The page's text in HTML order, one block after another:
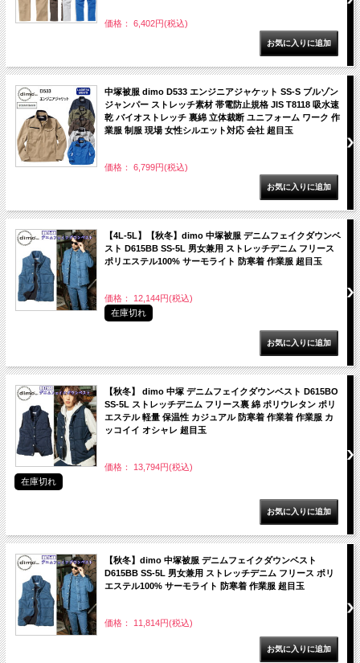
価格： 6,402円(税込)
中塚被服 dimo D533 エンジニアジャケット SS-S ブルゾン
ジャンパー ストレッチ素材 帯電防止規格 JIS T8118 吸水速
乾 バイオストレッチ 裏綿 立体裁断 ユニフォーム ワーク 作
業服 制服 現場 女性シルエット対応 会社 超目玉
価格： 6,799円(税込)
【4L-5L】【秋冬】dimo 中塚被服 デニムフェイクダウンベ
スト D615BB SS-5L 男女兼用 ストレッチデニム フリース
ポリエステル100% サーモライト 防寒着 作業服 超目玉
価格： 12,144円(税込)
在庫切れ
【秋冬】 dimo 中塚 デニムフェイクダウンベスト D615BO
SS-5L ストレッチデニム フリース裏 綿 ポリウレタン ポリ
エステル 軽量 保温性 カジュアル 防寒着 作業着 作業服 カ
ッコイイ オシャレ 超目玉
価格： 13,794円(税込)
在庫切れ
【秋冬】dimo 中塚被服 デニムフェイクダウンベスト
D615BB SS-5L 男女兼用 ストレッチデニム フリース ポリ
エステル100% サーモライト 防寒着 作業服 超目玉
価格： 11,814円(税込)